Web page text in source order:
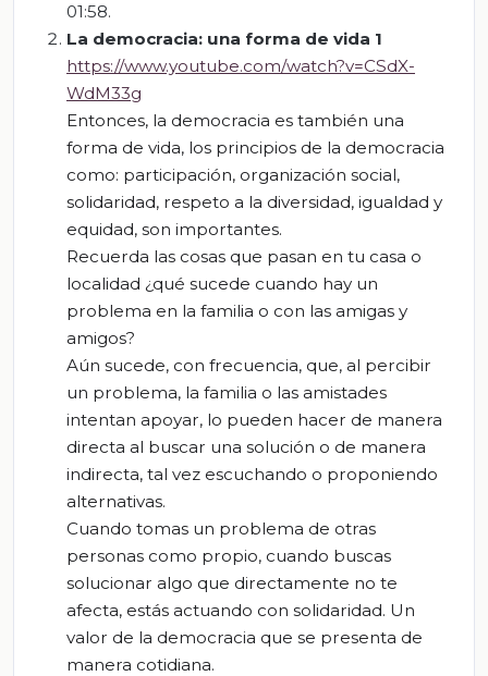
01:58.
La democracia: una forma de vida 1
https://www.youtube.com/watch?v=CSdX-
WdM33g
Entonces, la democracia es también una
forma de vida, los principios de la democracia
como: participación, organización social,
solidaridad, respeto a la diversidad, igualdad y
equidad, son importantes.
Recuerda las cosas que pasan en tu casa o
localidad ¿qué sucede cuando hay un
problema en la familia o con las amigas y
amigos?
Aún sucede, con frecuencia, que, al percibir
un problema, la familia o las amistades
intentan apoyar, lo pueden hacer de manera
directa al buscar una solución o de manera
indirecta, tal vez escuchando o proponiendo
alternativas.
Cuando tomas un problema de otras
personas como propio, cuando buscas
solucionar algo que directamente no te
afecta, estás actuando con solidaridad. Un
valor de la democracia que se presenta de
manera cotidiana.